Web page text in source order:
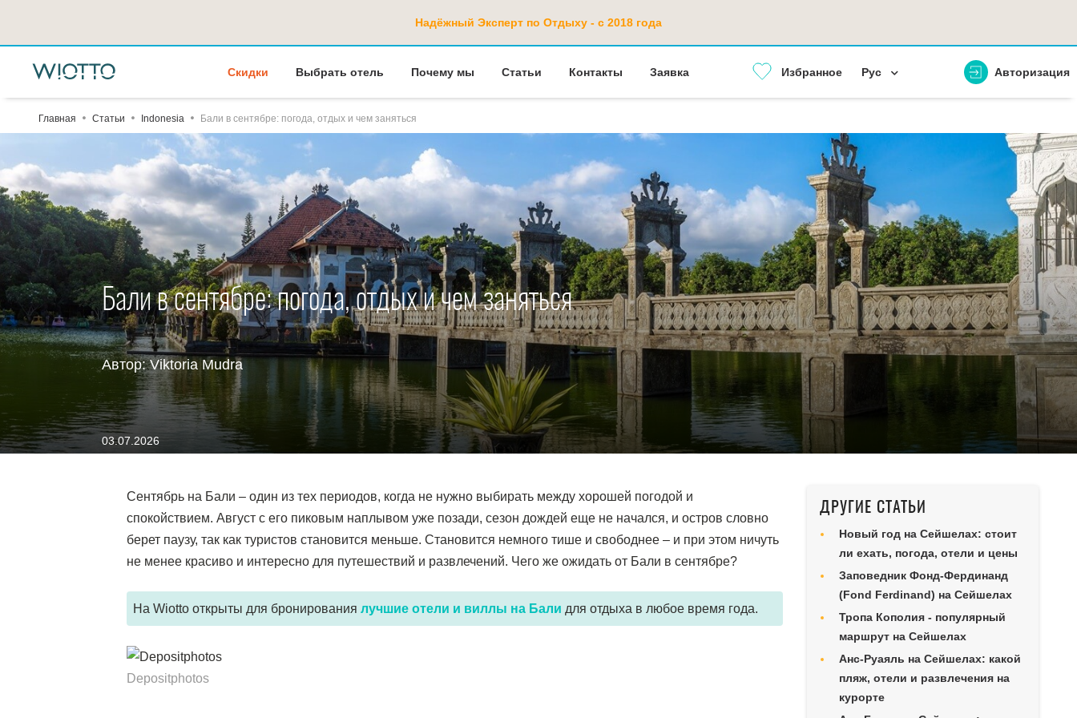
Надёжный Эксперт по Отдыху - с 2018 года
Скидки Выбрать отель Почему мы Статьи Контакты Заявка Избранное Рус Авторизация
Главная Статьи Indonesia Бали в сентябре: погода, отдых и чем заняться
Бали в сентябре: погода, отдых и чем заняться
Автор: Viktoria Mudra
03.07.2026
Сентябрь на Бали – один из тех периодов, когда не нужно выбирать между хорошей погодой и
спокойствием. Август с его пиковым наплывом уже позади, сезон дождей еще не начался, и остров словно
берет паузу, так как туристов становится меньше. Становится немного тише и свободнее – и при этом ничуть
не менее красиво и интересно для путешествий и развлечений. Чего же ожидать от Бали в сентябре?
На Wiotto открыты для бронирования лучшие отели и виллы на Бали для отдыха в любое время года.
Depositphotos
ДРУГИЕ СТАТЬИ
Новый год на Сейшелах: стоит
ли ехать, погода, отели и цены
Заповедник Фонд-Фердинанд
(Fond Ferdinand) на Сейшелах
Тропа Кополия - популярный
маршрут на Сейшелах
Анс-Руаяль на Сейшелах: какой
пляж, отели и развлечения на
курорте